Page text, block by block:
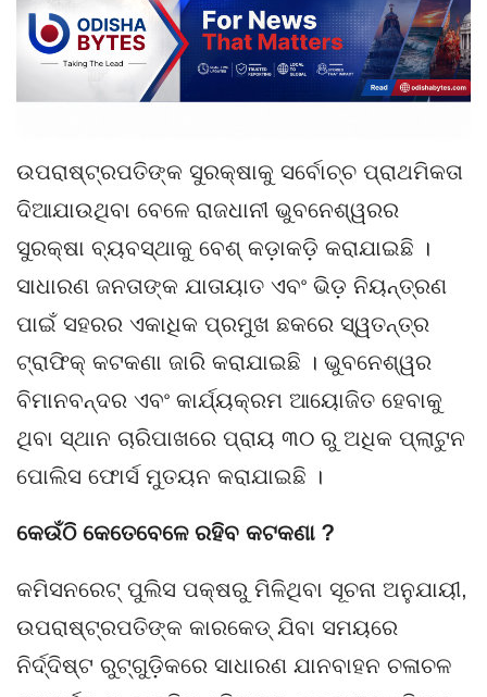
ଉପରାଷ୍ଟ୍ରପତିଙ୍କ ସୁରକ୍ଷାକୁ ସର୍ବୋଚ୍ଚ ପ୍ରାଥମିକତା
ଦିଆଯାଉଥିବା ବେଳେ ରାଜଧାନୀ ଭୁବନେଶ୍ୱରର
ସୁରକ୍ଷା ବ୍ୟବସ୍ଥାକୁ ବେଶ୍ କଡ଼ାକଡ଼ି କରାଯାଇଛି ।
ସାଧାରଣ ଜନତାଙ୍କ ଯାତାୟାତ ଏବଂ ଭିଡ଼ ନିୟନ୍ତ୍ରଣ
ପାଇଁ ସହରର ଏକାଧିକ ପ୍ରମୁଖ ଛକରେ ସ୍ୱତନ୍ତ୍ର
ଟ୍ରାଫିକ୍ କଟକଣା ଜାରି କରାଯାଇଛି । ଭୁବନେଶ୍ୱର
ବିମାନବନ୍ଦର ଏବଂ କାର୍ଯ୍ୟକ୍ରମ ଆୟୋଜିତ ହେବାକୁ
ଥିବା ସ୍ଥାନ ଚାରିପାଖରେ ପ୍ରାୟ ୩୦ ରୁ ଅଧିକ ପ୍ଲାଟୁନ
ପୋଲିସ ଫୋର୍ସ ମୁତୟନ କରାଯାଇଛି ।
କେଉଁଠି କେତେବେଳେ ରହିବ କଟକଣା ?
କମିସନରେଟ୍ ପୁଲିସ ପକ୍ଷରୁ ମିଳିଥିବା ସୂଚନା ଅନୁଯାୟୀ,
ଉପରାଷ୍ଟ୍ରପତିଙ୍କ କାରକେଡ୍ ଯିବା ସମୟରେ
ନିର୍ଦ୍ଦିଷ୍ଟ ରୁଟ୍‌ଗୁଡ଼ିକରେ ସାଧାରଣ ଯାନବାହନ ଚଳାଚଳ